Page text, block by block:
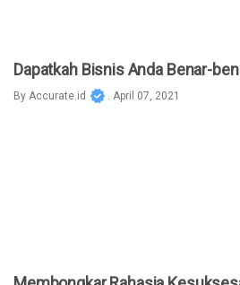
Dapatkah Bisnis Anda Benar-
By Accurate.id . April 07, 2021